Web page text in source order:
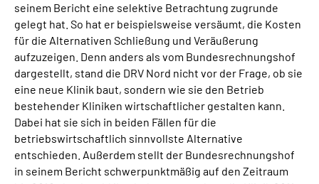
seinem Bericht eine selektive Betrachtung zugrunde
gelegt hat. So hat er beispielsweise versäumt, die Kosten
für die Alternativen Schließung und Veräußerung
aufzuzeigen. Denn anders als vom Bundesrechnungshof
dargestellt, stand die DRV Nord nicht vor der Frage, ob sie
eine neue Klinik baut, sondern wie sie den Betrieb
bestehender Kliniken wirtschaftlicher gestalten kann.
Dabei hat sie sich in beiden Fällen für die
betriebswirtschaftlich sinnvollste Alternative
entschieden. Außerdem stellt der Bundesrechnungshof
in seinem Bericht schwerpunktmäßig auf den Zeitraum